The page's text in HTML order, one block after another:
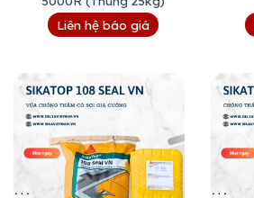
Liên hệ báo giá